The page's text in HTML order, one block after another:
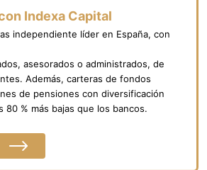
Indexa Capital
independiente líder en España, con
asesorados o administrados, de
Además, carteras de fondos
de pensiones con diversificación
80 % más bajas que los bancos.